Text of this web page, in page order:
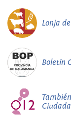
Lonja
Boletín